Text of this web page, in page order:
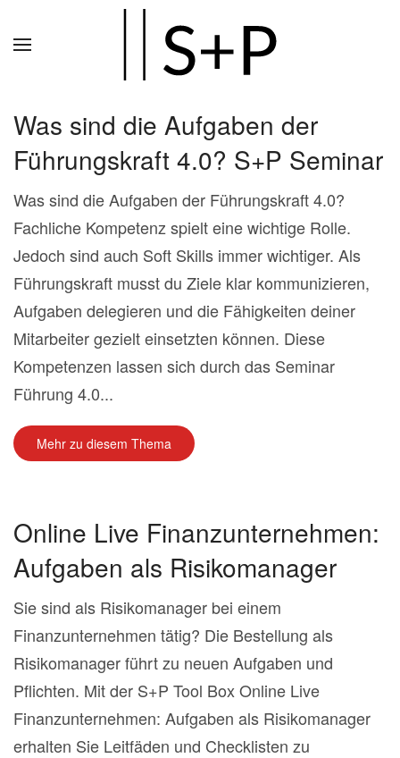
Was sind die Aufgaben der
Führungskraft 4.0? S+P Seminar
Was sind die Aufgaben der Führungskraft 4.0?
Fachliche Kompetenz spielt eine wichtige Rolle.
Jedoch sind auch Soft Skills immer wichtiger. Als
Führungskraft musst du Ziele klar kommunizieren,
Aufgaben delegieren und die Fähigkeiten deiner
Mitarbeiter gezielt einsetzten können. Diese
Kompetenzen lassen sich durch das Seminar
Führung 4.0...
Mehr zu diesem Thema
Online Live Finanzunternehmen:
Aufgaben als Risikomanager
Sie sind als Risikomanager bei einem
Finanzunternehmen tätig? Die Bestellung als
Risikomanager führt zu neuen Aufgaben und
Pflichten. Mit der S+P Tool Box Online Live
Finanzunternehmen: Aufgaben als Risikomanager
erhalten Sie Leitfäden und Checklisten zu